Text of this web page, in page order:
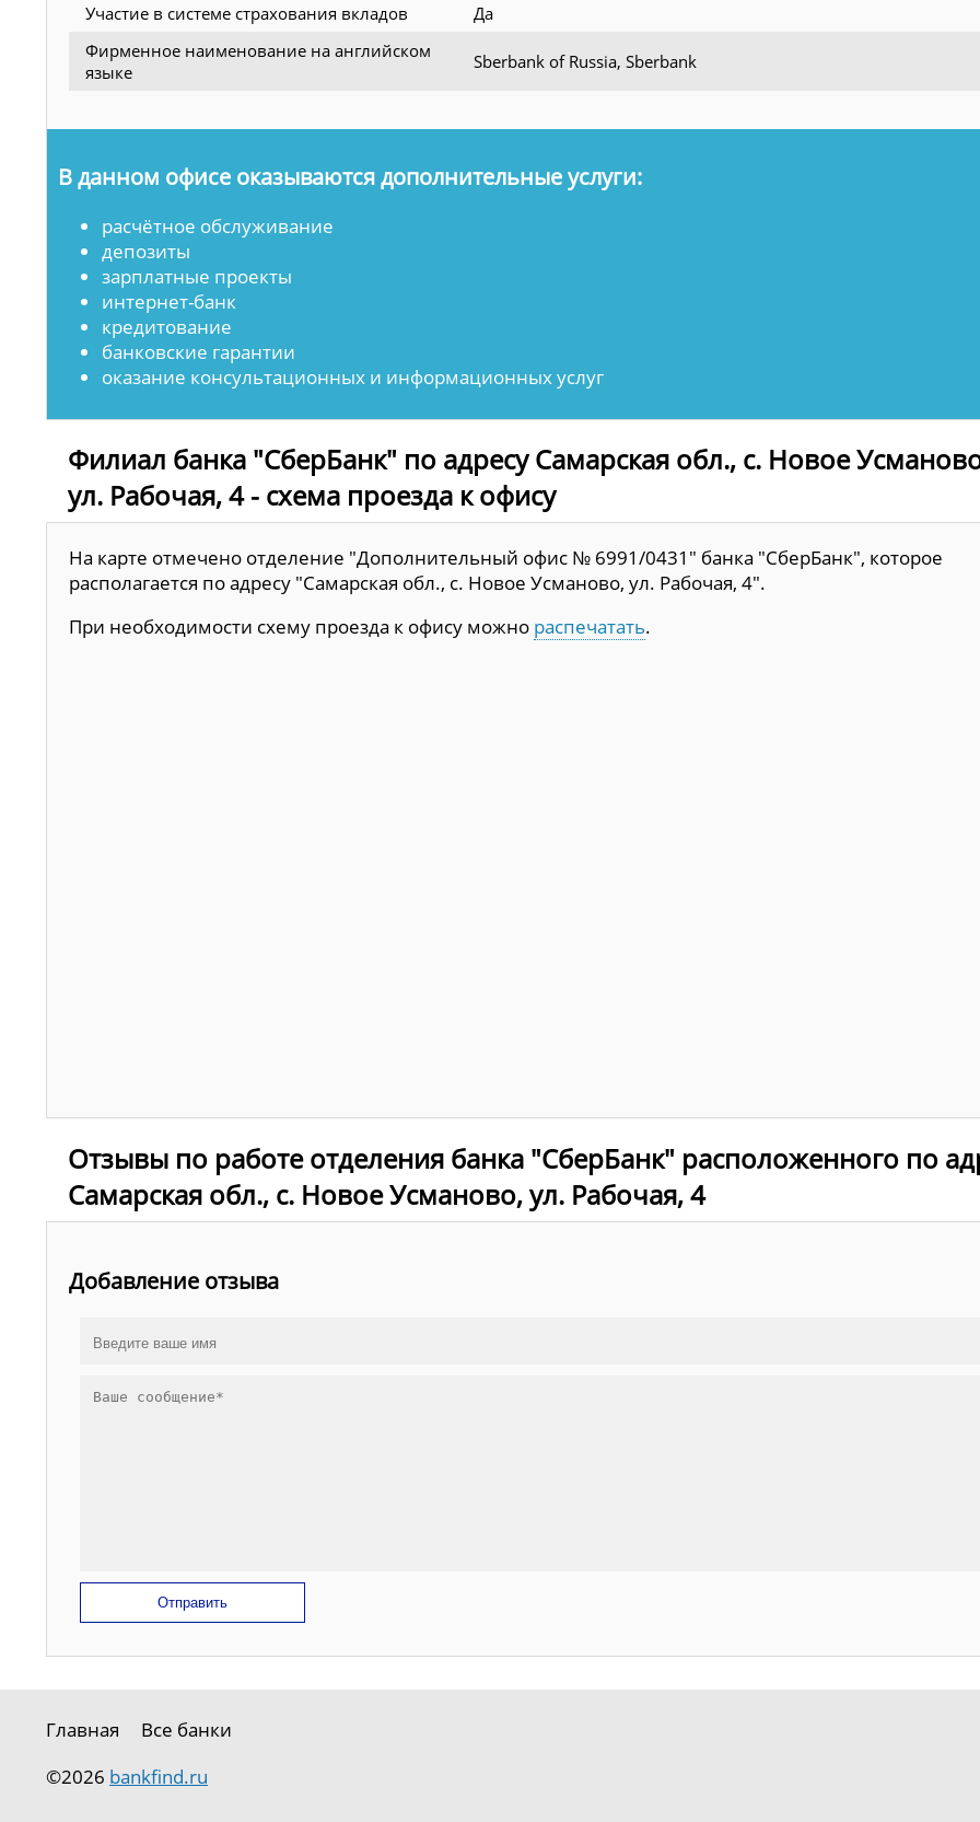
Участие в системе страхования вкладов
Да
Фирменное наименование на английском
языке
Sberbank of Russia, Sberbank
В данном офисе оказываются дополнительные услуги:
расчётное обслуживание
депозиты
зарплатные проекты
интернет-банк
кредитование
банковские гарантии
оказание консультационных и информационных услуг
Филиал банка "СберБанк" по адресу Самарская обл., с. Новое
ул. Рабочая, 4 - схема проезда к офису
На карте отмечено отделение "Дополнительный офис № 6991/0431" банка "СберБанк", которое
располагается по адресу "Самарская обл., с. Новое Усманово, ул. Рабочая, 4".
При необходимости схему проезда к офису можно распечатать.
Отзывы по работе отделения банка "СберБанк" расположенного по
Самарская обл., с. Новое Усманово, ул. Рабочая, 4
Добавление отзыва
Отправить
Главная
Все банки
©2026 bankfind.ru